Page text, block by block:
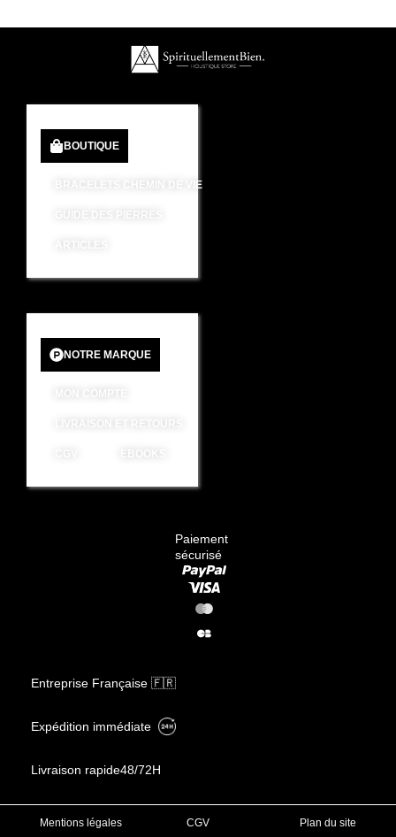
BOUTIQUE
BRACELETS CHEMIN DE VIE
GUIDE DES PIERRES
NOTRE MARQUE
MON COMPTE
EBOOKS
Paiement
sécurisé
Expédition immédiate
Livraison rapide48/72H
Entreprise Française 🇫🇷
Mentions légales CGV Plan du site